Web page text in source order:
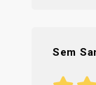
Sem